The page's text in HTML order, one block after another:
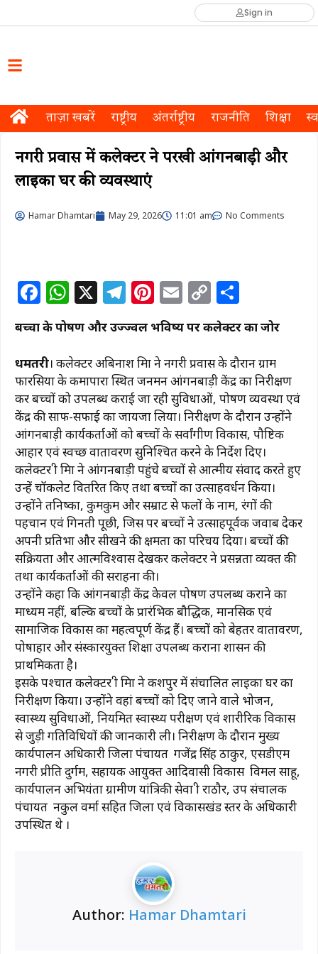
Sign in
ताज़ा खबरें राष्ट्रीय अंतर्राष्ट्रीय राजनीति शिक्षा
नगरी प्रवास में कलेक्टर ने परखी आंगनबाड़ी और
लाइका घर की व्यवस्थाएं
Hamar Dhamtari May 29, 2026 11:01 am No Comments
F
a
c
e
b
o
o
k
W
at
s
A
p
p
X T
e
g
ra
m
Pi
n
te
re
st
E
ai
l
C
o
p
y
Li
n
k
ar
e
बच्चों के पोषण और उज्ज्वल भविष्य पर कलेक्टर का जोर
धमतरी। कलेक्टर अबिनाश मिश्रा ने नगरी प्रवास के दौरान ग्राम
फारसिया के कमापारा स्थित जनमन आंगनबाड़ी केंद्र का निरीक्षण
कर बच्चों को उपलब्ध कराई जा रही सुविधाओं, पोषण व्यवस्था एवं
केंद्र की साफ-सफाई का जायजा लिया। निरीक्षण के दौरान उन्होंने
आंगनबाड़ी कार्यकर्ताओं को बच्चों के सर्वांगीण विकास, पौष्टिक
आहार एवं स्वच्छ वातावरण सुनिश्चित करने के निर्देश दिए।
कलेक्टर श्री मिश्रा ने आंगनबाड़ी पहुंचे बच्चों से आत्मीय संवाद करते हुए
उन्हें चॉकलेट वितरित किए तथा बच्चों का उत्साहवर्धन किया।
उन्होंने तनिष्का, कुमकुम और सम्राट से फलों के नाम, रंगों की
पहचान एवं गिनती पूछी, जिस पर बच्चों ने उत्साहपूर्वक जवाब देकर
अपनी प्रतिभा और सीखने की क्षमता का परिचय दिया। बच्चों की
सक्रियता और आत्मविश्वास देखकर कलेक्टर ने प्रसन्नता व्यक्त की
तथा कार्यकर्ताओं की सराहना की।
उन्होंने कहा कि आंगनबाड़ी केंद्र केवल पोषण उपलब्ध कराने का
माध्यम नहीं, बल्कि बच्चों के प्रारंभिक बौद्धिक, मानसिक एवं
सामाजिक विकास का महत्वपूर्ण केंद्र हैं। बच्चों को बेहतर वातावरण,
पोषाहार और संस्कारयुक्त शिक्षा उपलब्ध कराना शासन की
प्राथमिकता है।
इसके पश्चात कलेक्टर श्री मिश्रा ने कशपुर में संचालित लाइका घर का
निरीक्षण किया। उन्होंने वहां बच्चों को दिए जाने वाले भोजन,
स्वास्थ्य सुविधाओं, नियमित स्वास्थ्य परीक्षण एवं शारीरिक विकास
से जुड़ी गतिविधियों की जानकारी ली। निरीक्षण के दौरान मुख्य
कार्यपालन अधिकारी जिला पंचायत गजेंद्र सिंह ठाकुर, एसडीएम
नगरी प्रीति दुर्गम, सहायक आयुक्त आदिवासी विकास विमल साहू,
कार्यपालन अभियंता ग्रामीण यांत्रिकी सेवा श्री राठौर, उप संचालक
पंचायत नकुल वर्मा सहित जिला एवं विकासखंड स्तर के अधिकारी
उपस्थित थे ।
Author: Hamar Dhamtari